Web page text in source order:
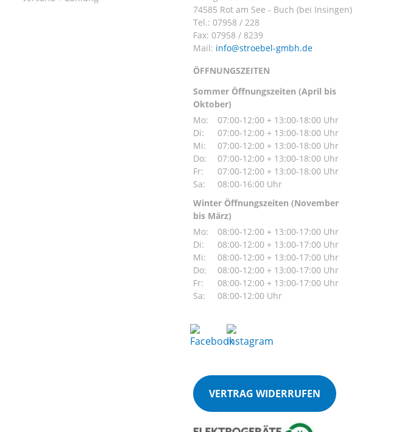
74585 Rot am See - Buch (bei Insingen)
Tel.: 07958 / 228
Fax: 07958 / 8239
Mail:
ÖFFNUNGSZEITEN
Sommer Öffnungszeiten (April bis
Oktober)
Mo:
07:00-12:00 + 13:00-18:00 Uhr
Di:
07:00-12:00 + 13:00-18:00 Uhr
Mi:
07:00-12:00 + 13:00-18:00 Uhr
Do:
07:00-12:00 + 13:00-18:00 Uhr
Fr:
07:00-12:00 + 13:00-18:00 Uhr
Sa:
08:00-16:00 Uhr
Winter Öffnungszeiten (November
bis März)
Mo:
08:00-12:00 + 13:00-17:00 Uhr
Di:
08:00-12:00 + 13:00-17:00 Uhr
Mi:
08:00-12:00 + 13:00-17:00 Uhr
Do:
08:00-12:00 + 13:00-17:00 Uhr
Fr:
08:00-12:00 + 13:00-17:00 Uhr
Sa:
08:00-12:00 Uhr
VERTRAG WIDERRUFEN